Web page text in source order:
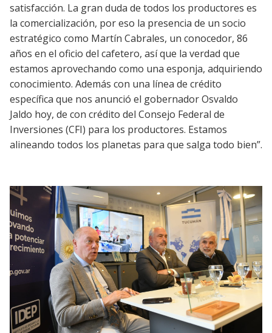
satisfacción. La gran duda de todos los productores es
la comercialización, por eso la presencia de un socio
estratégico como Martín Cabrales, un conocedor, 86
años en el oficio del cafetero, así que la verdad que
estamos aprovechando como una esponja, adquiriendo
conocimiento. Además con una línea de crédito
específica que nos anunció el gobernador Osvaldo
Jaldo hoy, de con crédito del Consejo Federal de
Inversiones (CFI) para los productores. Estamos
alineando todos los planetas para que salga todo bien”.